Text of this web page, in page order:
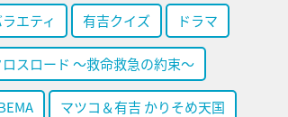
エティ 有吉クイズ ドラマ
ロスロード ～救命救急の約束～
マツコ＆有吉 かりそめ天国